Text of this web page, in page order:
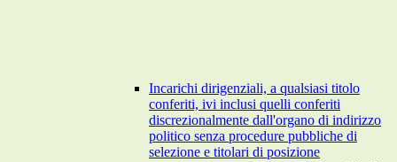
Incarichi dirigenziali, a qualsiasi titolo
conferiti, ivi inclusi quelli conferiti
discrezionalmente dall'organo di indirizzo
politico senza procedure pubbliche di
selezione e titolari di posizione